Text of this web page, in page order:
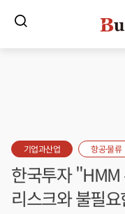
기업과산업 항공·물류
한국투자 "HMM
리스크와 불필